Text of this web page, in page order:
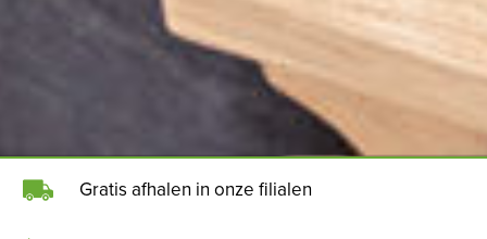
Gratis afhalen in onze filialen